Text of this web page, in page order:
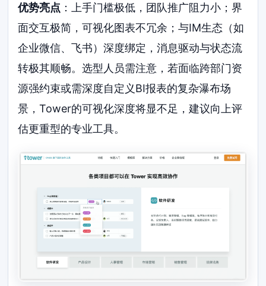
优势亮点 ：上手门槛极低，团队推广阻力小；界
面交互极简，可视化图表不冗余；与IM生态（如
企业微信、飞书）深度绑定，消息驱动与状态流
转极其顺畅。选型人员需注意，若面临跨部门资
源强约束或需深度自定义BI报表的复杂瀑布场
景，Tower的可视化深度将显不足，建议向上评
估更重型的专业工具。